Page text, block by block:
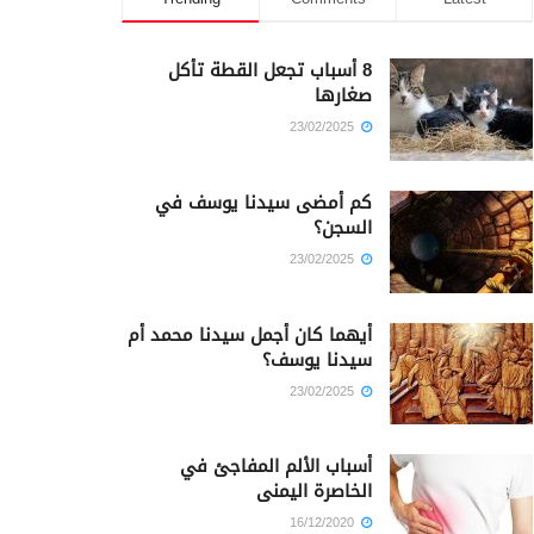
8 أسباب تجعل القطة تأكل
صغارها
كم أمضى سيدنا يوسف في
السجن؟
أيهما كان أجمل سيدنا محمد أم
سيدنا يوسف؟
أسباب الألم المفاجئ في
الخاصرة اليمنى